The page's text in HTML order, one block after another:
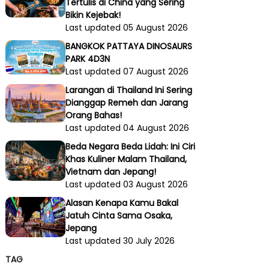
Tertulis di China yang Sering
Bikin Kejebak!
Last updated 05 August 2026
BANGKOK PATTAYA DINOSAURS
PARK 4D3N
Last updated 07 August 2026
Larangan di Thailand Ini Sering
Dianggap Remeh dan Jarang
Orang Bahas!
Last updated 04 August 2026
Beda Negara Beda Lidah: Ini Ciri
Khas Kuliner Malam Thailand,
Vietnam dan Jepang!
Last updated 03 August 2026
Alasan Kenapa Kamu Bakal
Jatuh Cinta Sama Osaka,
Jepang
Last updated 30 July 2026
TAG